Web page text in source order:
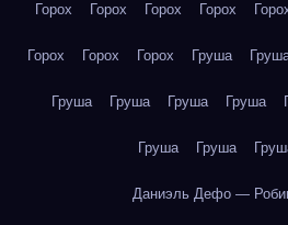
Горох Горох Горох Горох
Горох Горох Горох Груша
Груша Груша Груша Груша
Груша Груша
Даниэль Дефо —